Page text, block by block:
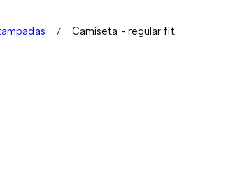
Camiseta - regular fit